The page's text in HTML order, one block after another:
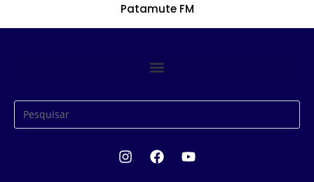
Patamute FM